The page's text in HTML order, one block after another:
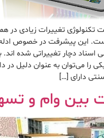
تکنولوژی تغییرات زیادی در
است. این پیشرفت در خصوص
دچار تغییراتی شده اند.
را می‌توان به عنوان دلیل در
دارای […]
بین وام و